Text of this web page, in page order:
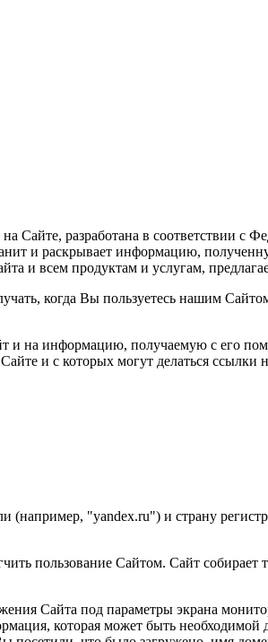
Сайте, разработана в соответствии с
и раскрывает информацию,
и всем продуктам и услугам,
когда Вы пользуетесь нашим
и на информацию, получаемую с его
и с которых могут делаться ссылки
"yandex.ru") и страну
пользование Сайтом. Сайт
Сайта под параметры экрана
которая может быть необходимой